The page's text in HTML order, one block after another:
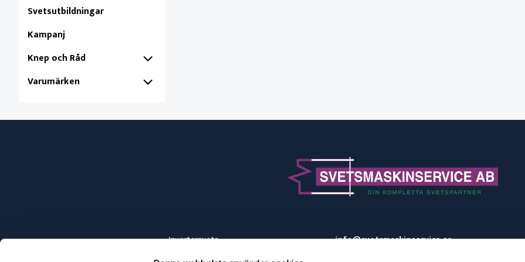
Svetsutbildningar
Kampanj
Knep och Råd
Varumärken
Invertersvets
info@svetsmaskinservice.se